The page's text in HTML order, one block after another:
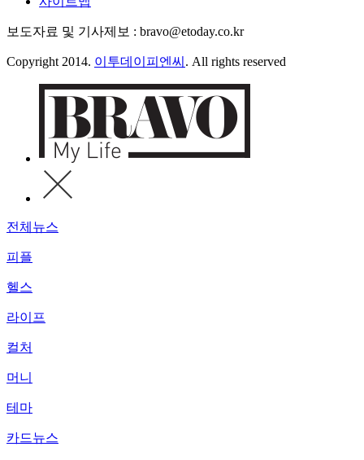
보도자료 및 기사제보 : bravo@etoday.co.kr
Copyright 2014. 이투데이피엔씨 . All rights reserved
전체뉴스
피플
헬스
라이프
컬처
머니
테마
카드뉴스